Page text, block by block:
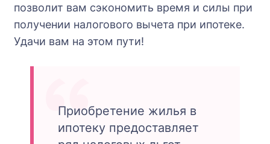
позволит вам сэкономить время и силы при
получении налогового вычета при ипотеке.
Удачи вам на этом пути!
Приобретение жилья в
ипотеку предоставляет